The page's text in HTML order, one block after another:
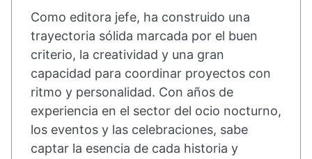
Como editora jefe, ha construido una
trayectoria sólida marcada por el buen
criterio, la creatividad y una gran
capacidad para coordinar proyectos con
ritmo y personalidad. Con años de
experiencia en el sector del ocio nocturno,
los eventos y las celebraciones, sabe
captar la esencia de cada historia y